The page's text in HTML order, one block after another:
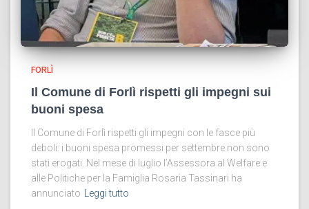
FORLÌ
Il Comune di Forlì rispetti gli impegni sui
buoni spesa
Il Comune di Forlì rispetti gli impegni con le fasce più
deboli: i buoni spesa promessi per settembre non sono
stati erogati. Nel mese di luglio l’Assessora al Welfare e
alle Politiche per la Famiglia Rosaria Tassinari ha
annunciato
Leggi tutto